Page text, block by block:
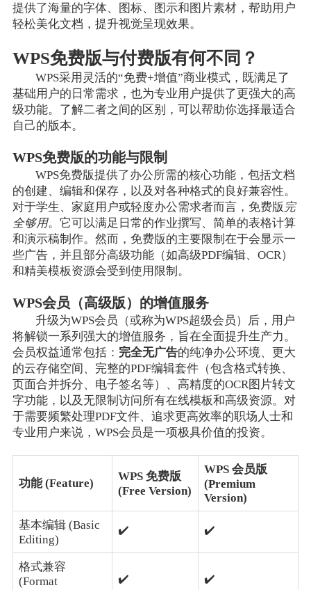
提供了海量的字体、图标、图示和图片素材，帮助用户
轻松美化文档，提升视觉呈现效果。
WPS免费版与付费版有何不同？
WPS采用灵活的“免费+增值”商业模式，既满足了
基础用户的日常需求，也为专业用户提供了更强大的高
级功能。了解二者之间的区别，可以帮助你选择最适合
自己的版本。
WPS免费版的功能与限制
WPS免费版提供了办公所需的核心功能，包括文档
的创建、编辑和保存，以及对各种格式的良好兼容性。
对于学生、家庭用户或轻度办公需求者而言，免费版 完
全够用。它可以满足日常的作业撰写、简单的表格计算
和演示稿制作。然而，免费版的主要限制在于会显示一
些广告，并且部分高级功能（如高级PDF编辑、OCR）
和精美模板资源会受到使用限制。
WPS会员（高级版）的增值服务
升级为WPS会员（或称为WPS超级会员）后，用户
将解锁一系列强大的增值服务，旨在全面提升生产力。
会员权益通常包括： 完全无广告的纯净办公环境、更大
的云存储空间、完整的PDF编辑套件（包含格式转换、
页面合并拆分、电子签名等）、高精度的OCR图片转文
字功能，以及无限制访问所有在线模板和高级资源。对
于需要频繁处理PDF文件、追求更高效率的职场人士和
专业用户来说，WPS会员是一项极具价值的投资。
功能 (Feature)
WPS 免费版
(Free Version)
WPS 会员版
(Premium
Version)
基本编辑 (Basic
Editing)
✔️ ✔️
格式兼容
(Format
✔️ ✔️